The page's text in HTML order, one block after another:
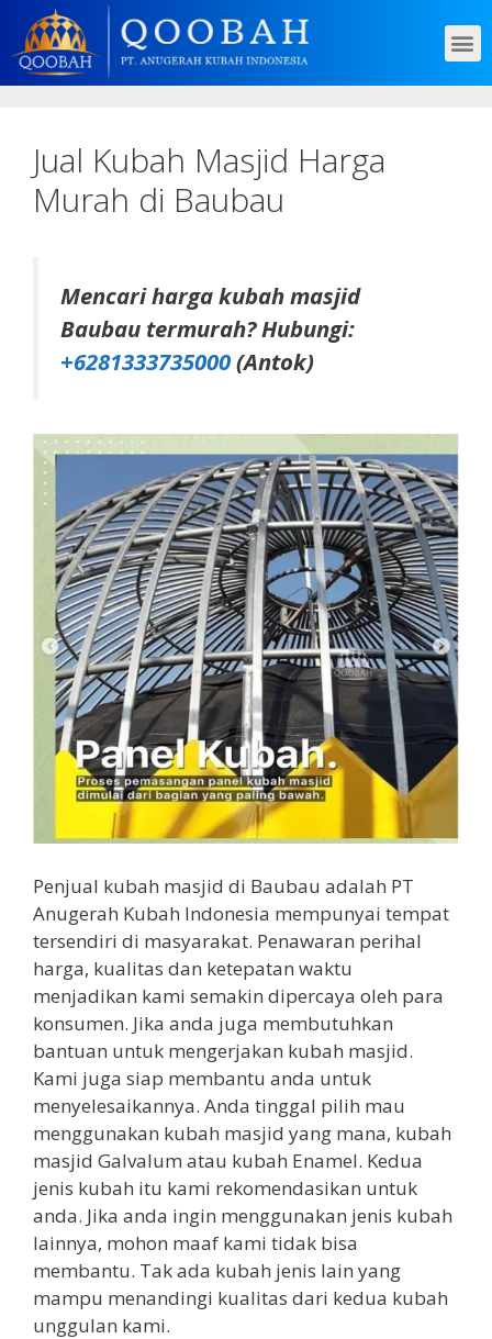
Jual Kubah Masjid Harga
Murah di Baubau
Mencari harga kubah masjid
Baubau termurah? Hubungi:
+6281333735000(Antok)
Penjual kubah masjid di Baubau adalah PT
Anugerah Kubah Indonesia mempunyai tempat
tersendiri di masyarakat. Penawaran perihal
harga, kualitas dan ketepatan waktu
menjadikan kami semakin dipercaya oleh para
konsumen. Jika anda juga membutuhkan
bantuan untuk mengerjakan kubah masjid.
Kami juga siap membantu anda untuk
menyelesaikannya. Anda tinggal pilih mau
menggunakan kubah masjid yang mana, kubah
masjid Galvalum atau kubah Enamel. Kedua
jenis kubah itu kami rekomendasikan untuk
anda. Jika anda ingin menggunakan jenis kubah
lainnya, mohon maaf kami tidak bisa
membantu. Tak ada kubah jenis lain yang
mampu menandingi kualitas dari kedua kubah
unggulan kami.